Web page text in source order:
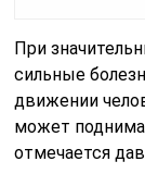
При
сильные
движении
может
отмечается